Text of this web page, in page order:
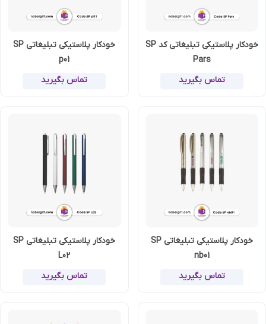
خودکار پلاستیکی تبلیغاتی کد SP
Pars
تماس بگیرید
خودکار پلاستیکی تبلیغاتی SP
p01
تماس بگیرید
خودکار پلاستیکی تبلیغاتی SP
nb01
تماس بگیرید
خودکار پلاستیکی تبلیغاتی SP
L02
تماس بگیرید